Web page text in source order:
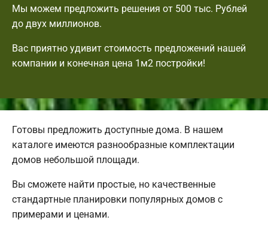
Мы можем предложить решения от 500 тыс. Рублей
до двух миллионов.
Вас приятно удивит стоимость предложений нашей
компании и конечная цена 1м2 постройки!
Готовы предложить доступные дома. В нашем
каталоге имеются разнообразные комплектации
домов небольшой площади.
Вы сможете найти простые, но качественные
стандартные планировки популярных домов с
примерами и ценами.